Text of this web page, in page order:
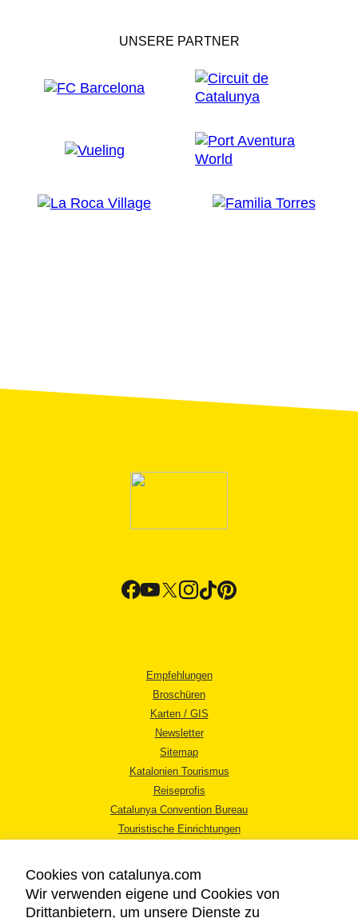
UNSERE PARTNER
Empfehlungen
Broschüren
Karten / GIS
Newsletter
Sitemap
Katalonien Tourismus
Reiseprofis
Catalunya Convention Bureau
Touristische Einrichtungen
Cookies von catalunya.com
Wir verwenden eigene und Cookies von
Drittanbietern, um unsere Dienste zu